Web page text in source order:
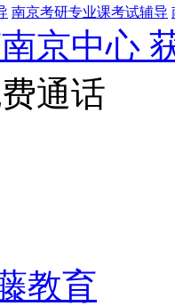
南京考研专业课考试辅导
京中心
通话
教育